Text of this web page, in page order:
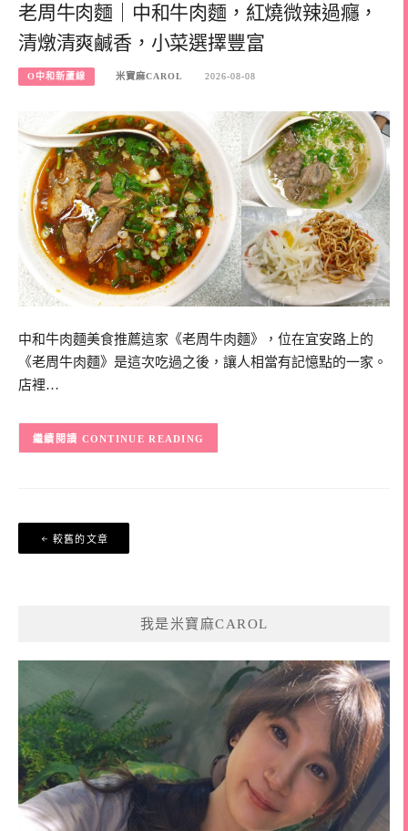
老周牛肉麵｜中和牛肉麵，紅燒微辣過癮，
清燉清爽鹹香，小菜選擇豐富
O中和新蘆線 米寶麻CAROL 2026-08-08
中和牛肉麵美食推薦這家《老周牛肉麵》，位在宜安路上的
《老周牛肉麵》是這次吃過之後，讓人相當有記憶點的一家。
店裡…
CONTINUE READING
文
章
較舊的文章
我是米寶麻CAROL